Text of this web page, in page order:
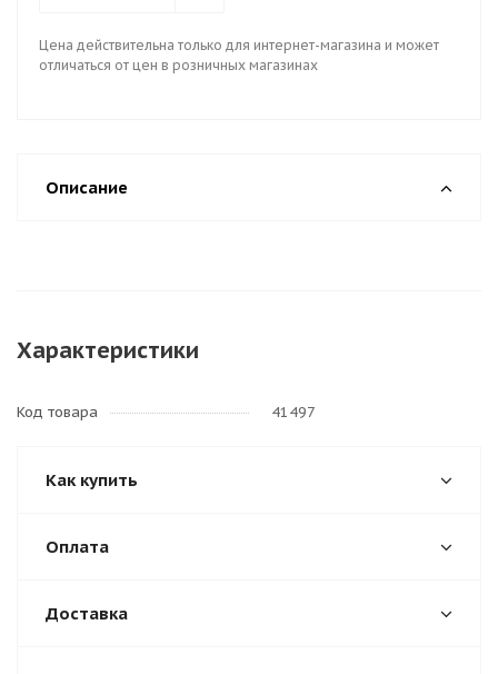
Цена действительна только для интернет-магазина и может
отличаться от цен в розничных магазинах
Описание
Характеристики
Код товара 41497
Как купить
Оплата
Доставка